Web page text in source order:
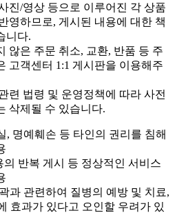
진/영상 등으로 이루어진 각 상품
영하므로, 게시된 내용에 대한 책
니다.
않은 주문 취소, 교환, 반품 등 주
고객센터 1:1 게시판을 이용해주
련 법령 및 운영정책에 따라 사전
삭제될 수 있습니다.
, 명예훼손 등 타인의 권리를 침해
반복 게시 등 정상적인 서비스
과 관련하여 질병의 예방 및 치료,
효과가 있다고 오인할 우려가 있